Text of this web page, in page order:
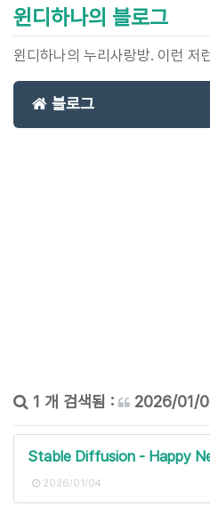
윈디하나의 블로그
윈디하나의 누리사랑방. 이런 저
블로그
1 개 검색됨 : 2026/01/
Stable Diffusion - Happy
2026/01/04